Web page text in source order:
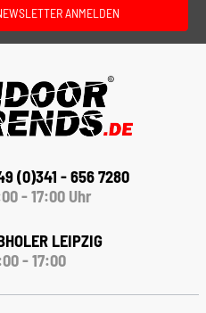
ANMELDEN
(0)341 - 656 7280
- 17:00 Uhr
LEIPZIG
- 17:00